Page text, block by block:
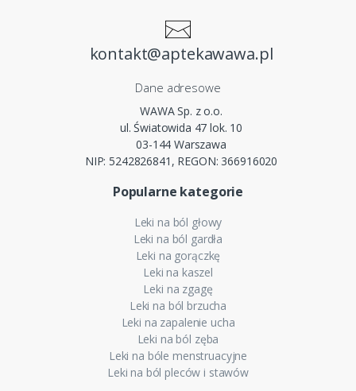
kontakt@aptekawawa.pl
Dane adresowe
WAWA Sp. z o.o.
ul. Światowida 47 lok. 10
03-144 Warszawa
NIP: 5242826841, REGON: 366916020
Popularne kategorie
Leki na ból głowy
Leki na ból gardła
Leki na gorączkę
Leki na kaszel
Leki na zgagę
Leki na ból brzucha
Leki na zapalenie ucha
Leki na ból zęba
Leki na bóle menstruacyjne
Leki na ból pleców i stawów